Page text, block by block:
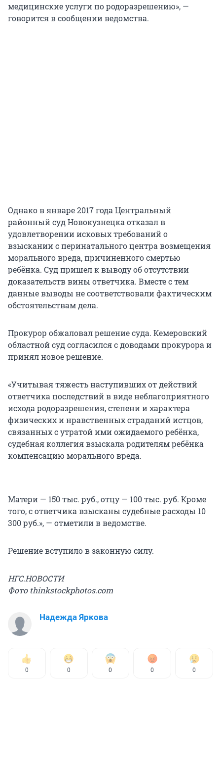
медицинские услуги по родоразрешению», —
говорится в сообщении ведомства.
Однако в январе 2017 года Центральный
районный суд Новокузнецка отказал в
удовлетворении исковых требований о
взыскании с перинатального центра возмещения
морального вреда, причиненного смертью
ребёнка. Суд пришел к выводу об отсутствии
доказательств вины ответчика. Вместе с тем
данные выводы не соответствовали фактическим
обстоятельствам дела.
Прокурор обжаловал решение суда. Кемеровский
областной суд согласился с доводами прокурора и
принял новое решение.
«Учитывая тяжесть наступивших от действий
ответчика последствий в виде неблагоприятного
исхода родоразрешения, степени и характера
физических и нравственных страданий истцов,
связанных с утратой ими ожидаемого ребёнка,
судебная коллегия взыскала родителям ребёнка
компенсацию морального вреда.
Матери — 150 тыс. руб., отцу — 100 тыс. руб. Кроме
того, с ответчика взысканы судебные расходы 10
300 руб.», — отметили в ведомстве.
Решение вступило в законную силу.
НГС.НОВОСТИ
Фото thinkstockphotos.com
Надежда Яркова
0 0 0 0 0